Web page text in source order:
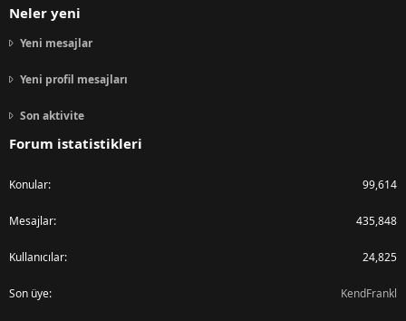
Neler yeni
Yeni mesajlar
Yeni profil mesajları
Son aktivite
Forum istatistikleri
Konular 99,614
Mesajlar 435,848
Kullanıcılar 24,825
Son üye KendFrankl